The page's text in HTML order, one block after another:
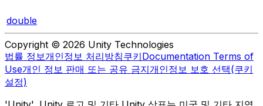
double
Copyright © 2026 Unity Technologies
법률 정보개인정보 처리방침쿠키Documentation Terms of
Use개인 정보 판매 또는 공유 금지개인정보 보호 선택(쿠키
설정)